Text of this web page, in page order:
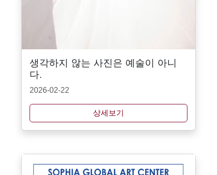
생각하지 않는 사진은 예술이 아니
다.
2026-02-22
상세보기